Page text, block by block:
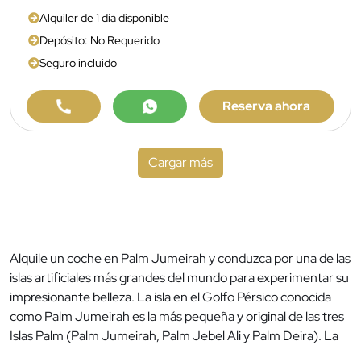
Alquiler de 1 día disponible
Depósito: No Requerido
Seguro incluido
Reserva ahora
Cargar más
Alquile un coche en Palm Jumeirah y conduzca por una de las
islas artificiales más grandes del mundo para experimentar su
impresionante belleza. La isla en el Golfo Pérsico conocida
como Palm Jumeirah es la más pequeña y original de las tres
Islas Palm (Palm Jumeirah, Palm Jebel Ali y Palm Deira). La